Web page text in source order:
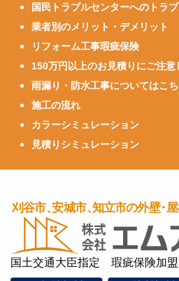
国民トラブルセンターへのトラブ
業者別のメリット・デメリット
リフォーム工事瑕疵保険
150万円以上のお見積りにご注意
雨漏り・防水工事についてはこ
施工の流れ
カラーシミュレーション
見積りシミュレーション
国土交通大臣指定 瑕疵保険加